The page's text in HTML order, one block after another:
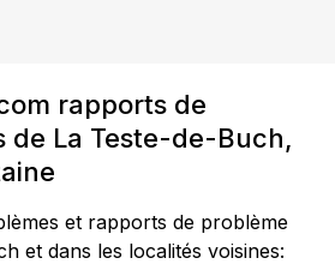
rapports de
de La Teste-de-Buch,
et rapports de problème
et dans les localités voisines: